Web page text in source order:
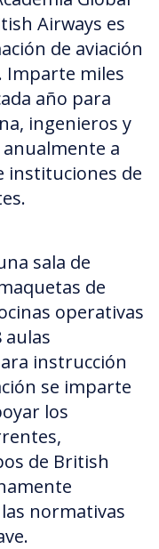
Airways es
de aviación
Imparte miles
año para
ingenieros y
a
instituciones de
sala de
de
operativas
aulas
instrucción
se imparte
los
de British
normativas